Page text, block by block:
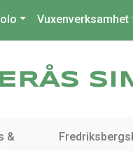
Vuxenverksamhet
&